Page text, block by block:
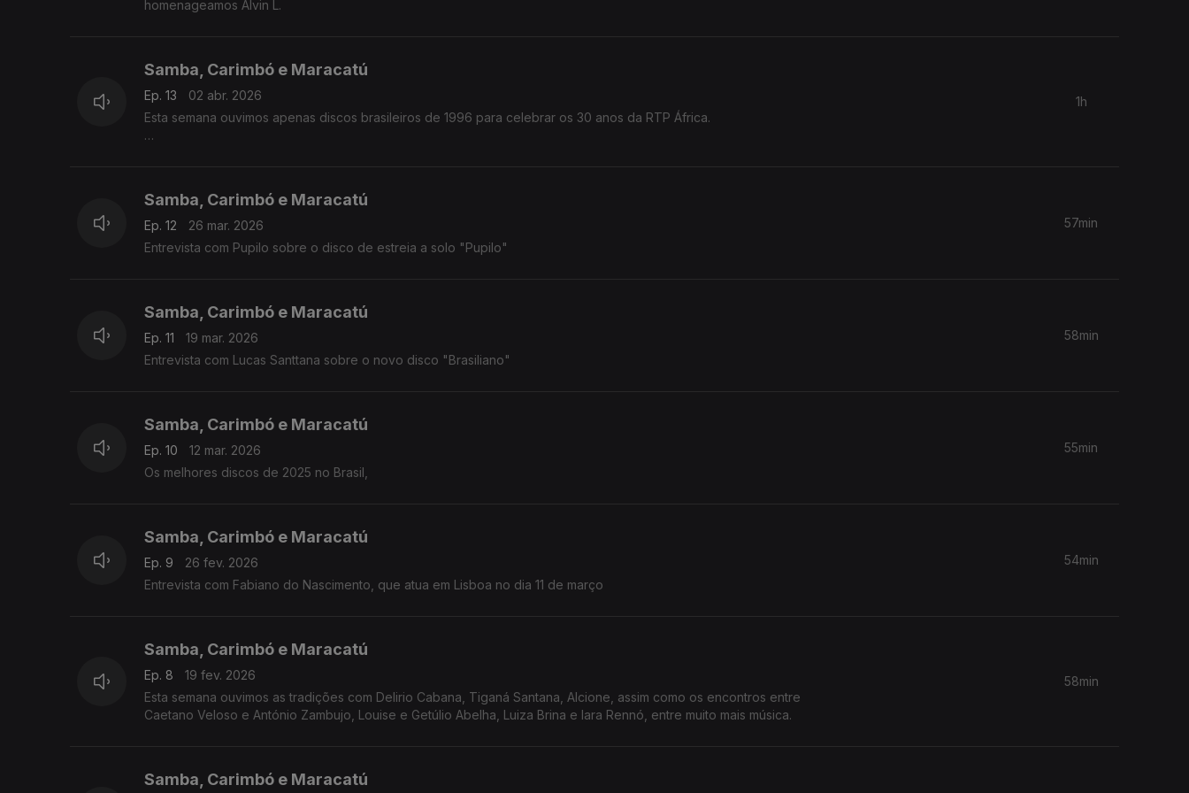
homenageamos Alvin L.
Samba, Carimbó e Maracatú
Ep. 13
02 abr. 2026
Esta semana ouvimos apenas discos brasileiros de 1996 para celebrar os 30 anos da RTP África.
1h
Samba, Carimbó e Maracatú
Ep. 12
26 mar. 2026
Entrevista com Pupilo sobre o disco de estreia a solo "Pupilo"
57min
Samba, Carimbó e Maracatú
Ep. 11
19 mar. 2026
Entrevista com Lucas Santtana sobre o novo disco "Brasiliano"
58min
Samba, Carimbó e Maracatú
Ep. 10
12 mar. 2026
Os melhores discos de 2025 no Brasil,
55min
Samba, Carimbó e Maracatú
Ep. 9
26 fev. 2026
Entrevista com Fabiano do Nascimento, que atua em Lisboa no dia 11 de março
54min
Samba, Carimbó e Maracatú
Ep. 8
19 fev. 2026
Esta semana ouvimos as tradições com Delirio Cabana, Tiganá Santana, Alcione, assim como os encontros entre
Caetano Veloso e António Zambujo, Louise e Getúlio Abelha, Luiza Brina e Iara Rennó, entre muito mais música.
58min
Samba, Carimbó e Maracatú